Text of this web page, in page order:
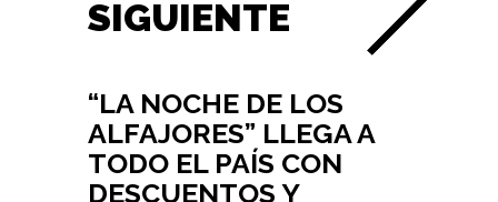
SIGUIENTE
“LA NOCHE DE LOS
ALFAJORES” LLEGA A
TODO EL PAÍS CON
DESCUENTOS Y